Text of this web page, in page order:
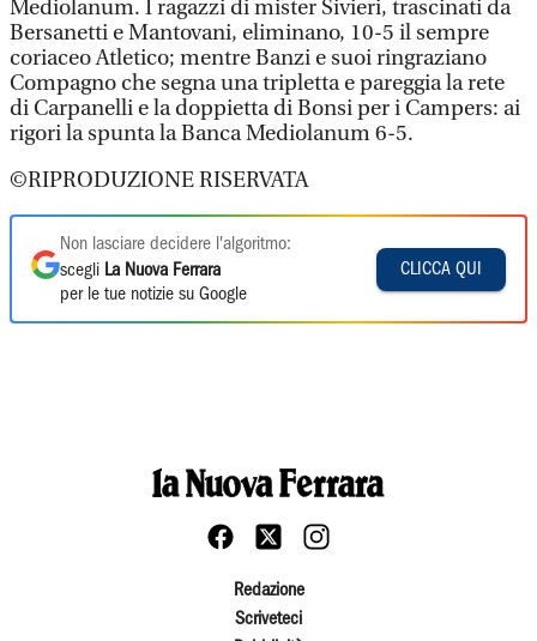
Mediolanum. I ragazzi di mister Sivieri, trascinati da
Bersanetti e Mantovani, eliminano, 10-5 il sempre
coriaceo Atletico; mentre Banzi e suoi ringraziano
Compagno che segna una tripletta e pareggia la rete
di Carpanelli e la doppietta di Bonsi per i Campers: ai
rigori la spunta la Banca Mediolanum 6-5.
©RIPRODUZIONE RISERVATA
Non lasciare decidere l'algoritmo:
scegli La Nuova Ferrara
per le tue notizie su Google
CLICCA QUI
Redazione
Scriveteci